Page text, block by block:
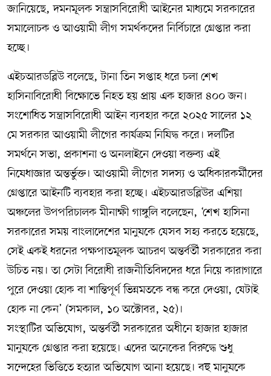
জানিয়েছে, দমনমূলক সন্ত্রাসবিরোধী আইনের মাধ্যমে সরকারের
সমালোচক ও আওয়ামী লীগ সমর্থকদের নির্বিচারে গ্রেপ্তার করা
হচ্ছে।
এইচআরডব্লিউ বলেছে, টানা তিন সপ্তাহ ধরে চলা শেখ
হাসিনাবিরোধী বিক্ষোভে নিহত হয় প্রায় এক হাজার ৪০০ জন।
সংশোধিত সন্ত্রাসবিরোধী আইন ব্যবহার করে ২০২৫ সালের ১২
মে সরকার আওয়ামী লীগের কার্যক্রম নিষিদ্ধ করে। দলটির
সমর্থনে সভা, প্রকাশনা ও অনলাইনে দেওয়া বক্তব্য এই
নিষেধাজ্ঞার অন্তর্ভুক্ত। আওয়ামী লীগের সদস্য ও অধিকারকর্মীদের
গ্রেপ্তারে আইনটি ব্যবহার করা হচ্ছে। এইচআরডব্লিউর এশিয়া
অঞ্চলের উপপরিচালক মীনাক্ষী গাঙ্গুলি বলেছেন, ‘শেখ হাসিনা
সরকারের সময় বাংলাদেশের মানুষকে যেসব সহ্য করতে হয়েছে,
সেই একই ধরনের পক্ষপাতমূলক আচরণ অন্তর্বর্তী সরকারের করা
উচিত নয়। তা সেটা বিরোধী রাজনীতিবিদদের ধরে নিয়ে কারাগারে
পুরে দেওয়া হোক বা শান্তিপূর্ণ ভিন্নমতকে বন্ধ করে দেওয়া, যেটাই
হোক না কেন’ (সমকাল, ১০ অক্টোবর, ২৫)।
সংস্থাটির অভিযোগ, অন্তর্বর্তী সরকারের অধীনে হাজার হাজার
মানুষকে গ্রেপ্তার করা হয়েছে। এদের অনেকের বিরুদ্ধে শুধু
সন্দেহের ভিত্তিতে হত্যার অভিযোগ আনা হয়েছে। বহু মানুষকে